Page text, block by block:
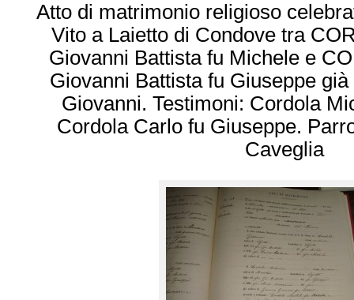
Atto di matrimonio religioso
Vito a Laietto di Condove tra
Giovanni Battista fu Michele e
Giovanni Battista fu Giuseppe
Giovanni. Testimoni: Cordola
Cordola Carlo fu Giuseppe.
Caveglia